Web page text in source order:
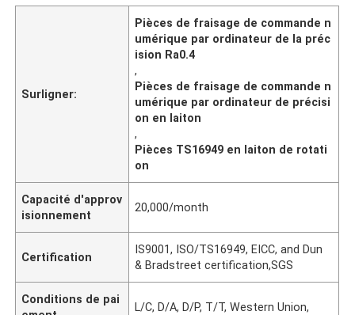
Surligner:
Pièces de fraisage de commande n
umérique par ordinateur de la préc
ision Ra0.4
,
Pièces de fraisage de commande n
umérique par ordinateur de précisi
on en laiton
,
Pièces TS16949 en laiton de rotati
on
Capacité d'approv
isionnement
20,000/month
Certification
IS9001, ISO/TS16949, EICC, and Dun
& Bradstreet certification,SGS
Conditions de pai
L/C, D/A, D/P, T/T, Western Union,